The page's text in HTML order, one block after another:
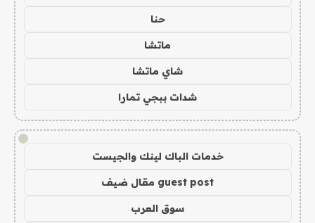
حنا
ماتشا
شاي ماتشا
شدات ببجي تمارا
!
خدمات الباك لينك والجيست
guest post مقال ضيف
سوق العرب